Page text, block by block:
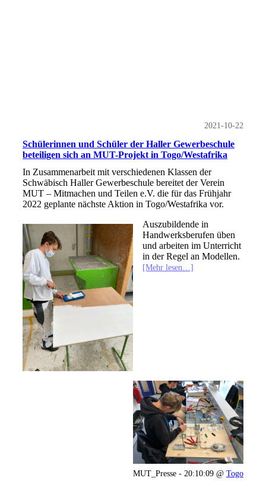
2021-10-22
Schülerinnen und Schüler der Haller Gewerbeschule
beteiligen sich an MUT-Projekt in Togo/Westafrika
In Zusammenarbeit mit verschiedenen Klassen der
Schwäbisch Haller Gewerbeschule bereitet der Verein
MUT – Mitmachen und Teilen e.V. die für das Frühjahr
2022 geplante nächste Aktion in Togo/Westafrika vor.
Auszubildende in
Handwerksberufen üben
und arbeiten im Unterricht
in der Regel an Modellen.
[Mehr lesen…]
MUT_Presse - 20:10:09 @Togo